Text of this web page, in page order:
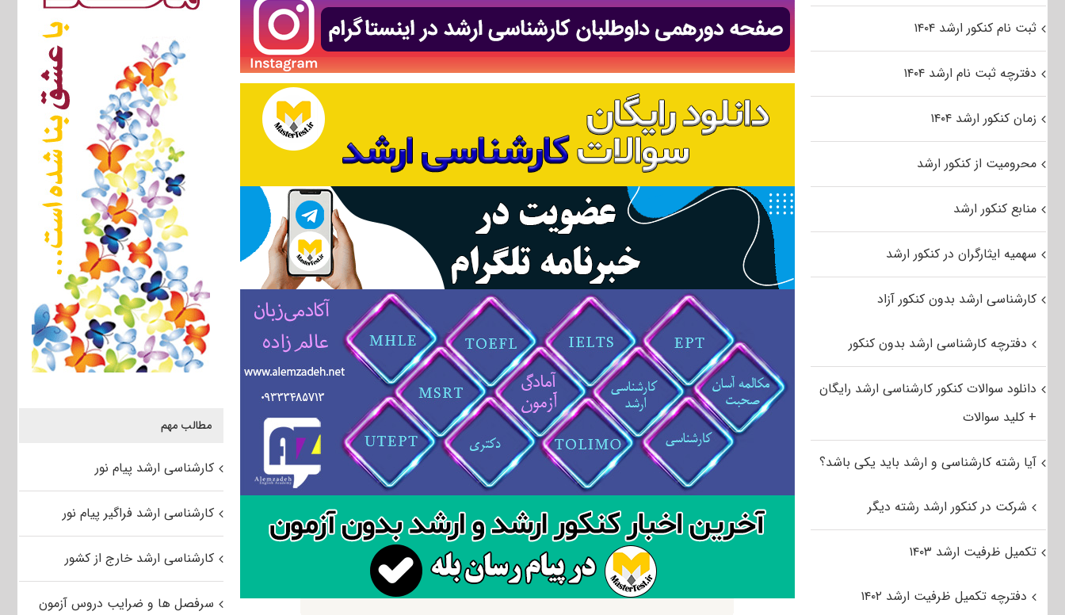
مطالب مهم
کارشناسی ارشد پیام نور
کارشناسی ارشد فراگیر پیام نور
کارشناسی ارشد خارج از کشور
سرفصل ها و ضرایب دروس آزمون
ثبت نام کنکور ارشد ۱۴۰۴
دفترچه ثبت نام ارشد ۱۴۰۴
زمان کنکور ارشد ۱۴۰۴
محرومیت از کنکور ارشد
منابع کنکور ارشد
سهمیه ایثارگران در کنکور ارشد
کارشناسی ارشد بدون کنکور آزاد
دفترچه کارشناسی ارشد بدون کنکور
دانلود سوالات کنکور کارشناسی ارشد رایگان
+ کلید سوالات
آیا رشته کارشناسی و ارشد باید یکی باشد؟
شرکت در کنکور ارشد رشته دیگر
تکمیل ظرفیت ارشد ۱۴۰۳
دفترچه تکمیل ظرفیت ارشد ۱۴۰۲